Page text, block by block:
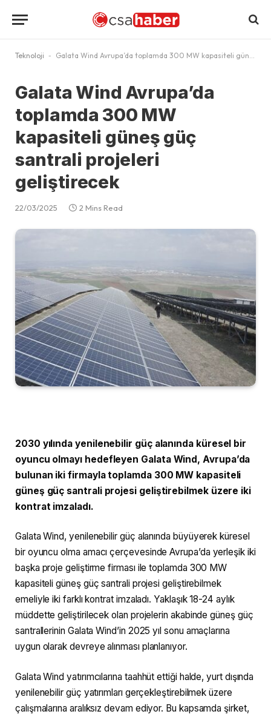
Teknoloji - Galata Wind Avrupa’da toplamda 300 MW kapasiteli güneş güç santrali projeleri geliştirecek
Galata Wind Avrupa’da
toplamda 300 MW
kapasiteli güneş güç
santrali projeleri
geliştirecek
22/03/2025 2 Mins Read
2030 yılında yenilenebilir güç alanında küresel bir
oyuncu olmayı hedefleyen Galata Wind, Avrupa’da
bulunan iki firmayla toplamda 300 MW kapasiteli
güneş güç santrali projesi geliştirebilmek üzere iki
kontrat imzaladı.
Galata Wind, yenilenebilir güç alanında büyüyerek küresel
bir oyuncu olma amacı çerçevesinde Avrupa’da yerleşik iki
başka proje geliştirme firması ile toplamda 300 MW
kapasiteli güneş güç santrali projesi geliştirebilmek
emeliyle iki farklı kontrat imzaladı. Yaklaşık 18-24 aylık
müddette geliştirilecek olan projelerin akabinde güneş güç
santrallerinin Galata Wind’in 2025 yıl sonu amaçlarına
uygun olarak devreye alınması planlanıyor.
Galata Wind yatırımcılarına taahhüt ettiği halde, yurt dışında
yenilenebilir güç yatırımları gerçekleştirebilmek üzere
çalışmalarına aralıksız devam ediyor. Bu kapsamda şirket,